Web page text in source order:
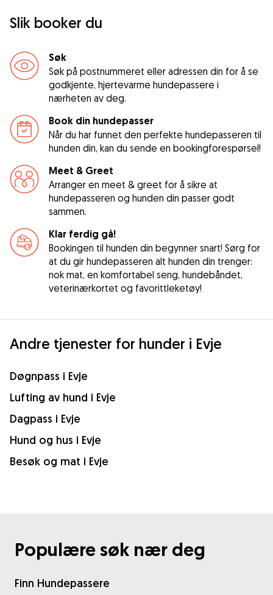
Slik booker du
Søk
Søk på postnummeret eller adressen din for å se
godkjente, hjertevarme hundepassere i
nærheten av deg.
Book din hundepasser
Når du har funnet den perfekte hundepasseren til
hunden din, kan du sende en bookingforespørsel!
Meet & Greet
Arranger en meet & greet for å sikre at
hundepasseren og hunden din passer godt
sammen.
Klar ferdig gå!
Bookingen til hunden din begynner snart! Sørg for
at du gir hundepasseren alt hunden din trenger:
nok mat, en komfortabel seng, hundebåndet,
veterinærkortet og favorittleketøy!
Andre tjenester for hunder i Evje
Døgnpass i Evje
Lufting av hund i Evje
Dagpass i Evje
Hund og hus i Evje
Besøk og mat i Evje
Populære søk nær deg
Finn Hundepassere